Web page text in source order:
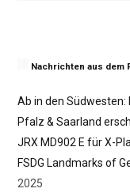
Nachrichten aus dem
Ab in den Südwesten:
Pfalz & Saarland
JRX MD902 E für X-
FSDG Landmarks of
2025